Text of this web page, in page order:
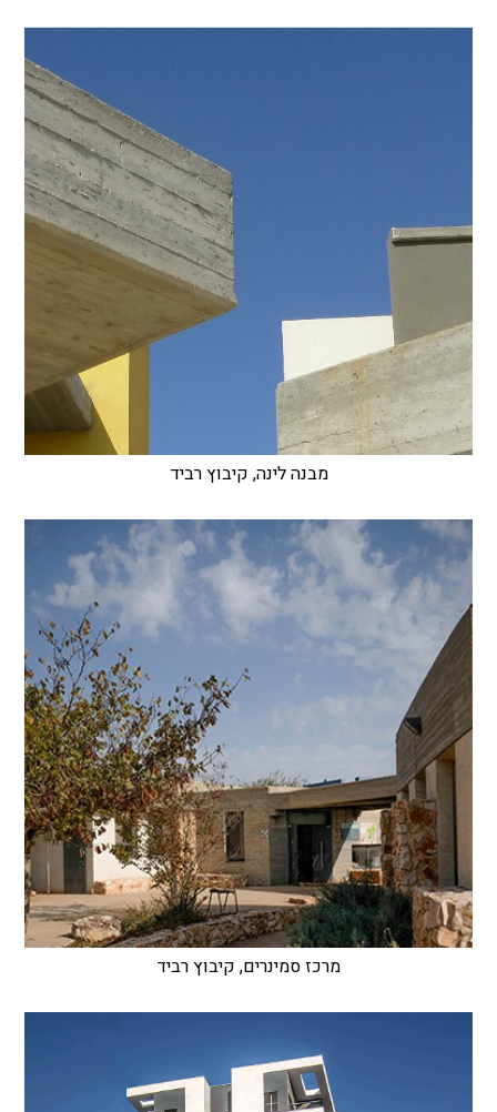
מבנה לינה, קיבוץ רביד
מרכז סמינרים, קיבוץ רביד